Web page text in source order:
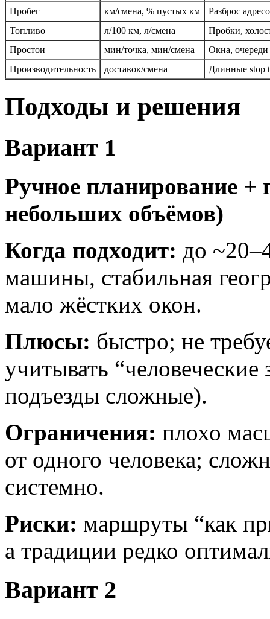
Пробег
км/смена, % пустых км
Разброс
Топливо
л/100 км, л/смена
Пробки,
Простои
мин/точка, мин/смена
Окна,
Производительность
доставок/смена Длинные stop
Подходы и решения
Вариант 1
Ручное планирование +
небольших объёмов)
Когда подходит: до
машины, стабильная
мало жёстких окон.
Плюсы: быстро; не
учитывать “человеческие
подъезды сложные).
Ограничения: плохо
от одного человека;
системно.
Риски: маршруты “как
а традиции редко
Вариант 2